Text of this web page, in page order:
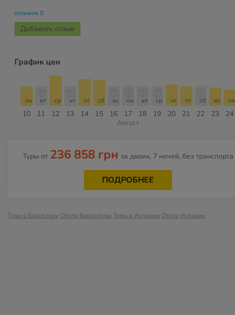
отзывов 0
Добавить отзыв
График цен
10
пн
11
вт
12
ср
13
чт
14
пт
15
сб
16
вс
17
пн
18
вт
19
ср
20
чт
21
пт
22
сб
23
вс
24
пн
Август
Туры от 236 858 грн за двоих, 7 ночей, без транспорта
ПОДРОБНЕЕ
Туры в Барселону Отели Барселоны Туры в Испанию Отели Испании